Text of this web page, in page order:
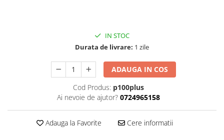
IN STOC
Durata de livrare: 1 zile
ADAUGA IN COS
Cod Produs: p100plus
Ai nevoie de ajutor? 0724965158
Adauga la Favorite Cere informatii